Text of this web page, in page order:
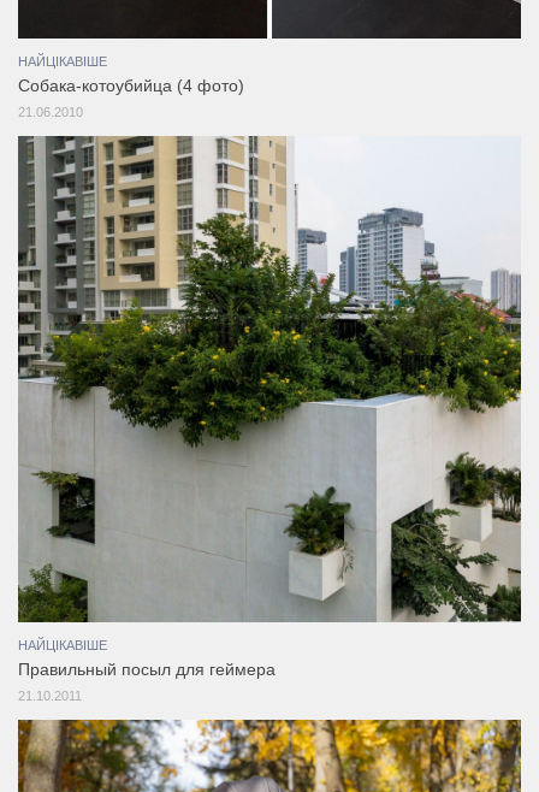
НАЙЦІКАВІШЕ
Собака-котоубийца (4 фото)
21.06.2010
НАЙЦІКАВІШЕ
Правильный посыл для геймера
21.10.2011